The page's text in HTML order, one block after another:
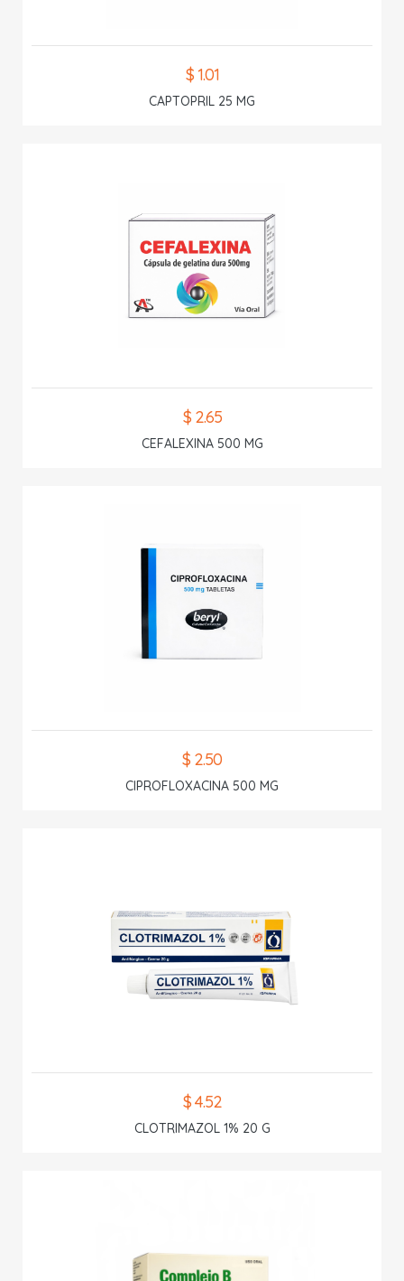
$ 1.01
CAPTOPRIL 25 MG
$ 2.65
CEFALEXINA 500 MG
$ 2.50
CIPROFLOXACINA 500 MG
$ 4.52
CLOTRIMAZOL 1% 20 G